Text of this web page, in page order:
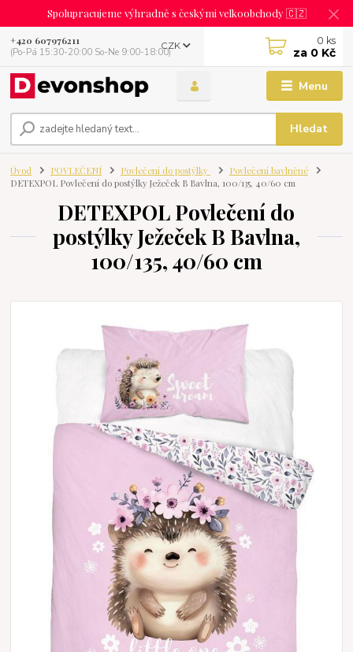
Spolupracujeme výhradně s českými velkoobchody 🇨🇿
Menu
CZK
Hledat
+420 607976211
(Po-Pá 15:30-20:00 So-Ne 9:00-18:00)
0 ks
za 0 Kč
Úvod POVLEČENÍ Povlečení do postýlky
Povlečení bavlněné
DETEXPOL Povlečení do postýlky Ježeček B Bavlna, 100/135, 40/60 cm
DETEXPOL Povlečení do
postýlky Ježeček B Bavlna,
100/135, 40/60 cm